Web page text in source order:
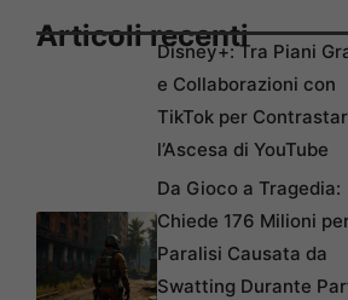
Articoli recenti
Disney+: Tra Piani
e Collaborazioni con
TikTok per
l’Ascesa di YouTube
Da Gioco a Tragedia:
Chiede 176 Milioni
Paralisi Causata da
Swatting Durante